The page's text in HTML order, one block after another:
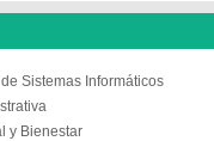
Sistemas Informáticos
y Bienestar